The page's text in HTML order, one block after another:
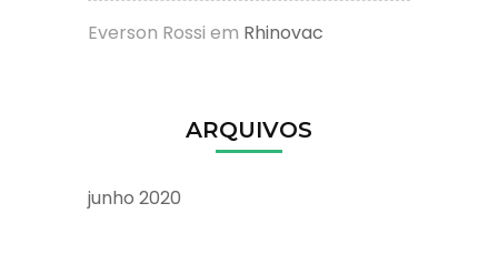
Everson Rossi em Rhinovac
ARQUIVOS
junho 2020